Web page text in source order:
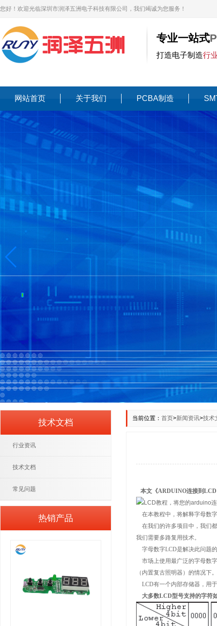
您好！欢迎光临深圳市润泽五洲电子科技有限公司，我们竭诚为您服务！
专业一站式
打造电子制造行
网站首页 关于我们 PCBA制造
当前位置： 首页>新闻资讯>技术
本文《ARDUINO连接到
在本教程中，将解释字母数
在我们的许多项目中，我们
我们需要多路复用技术。
字母数字LCD是解决此问题
市场上使用最广泛的字母数
（内置复古照明器）的情况下。
LCD有一个内部存储器，用
大多数LCD型号支持的字符
技术文档
行业资讯
技术文档
常见问题
热销产品